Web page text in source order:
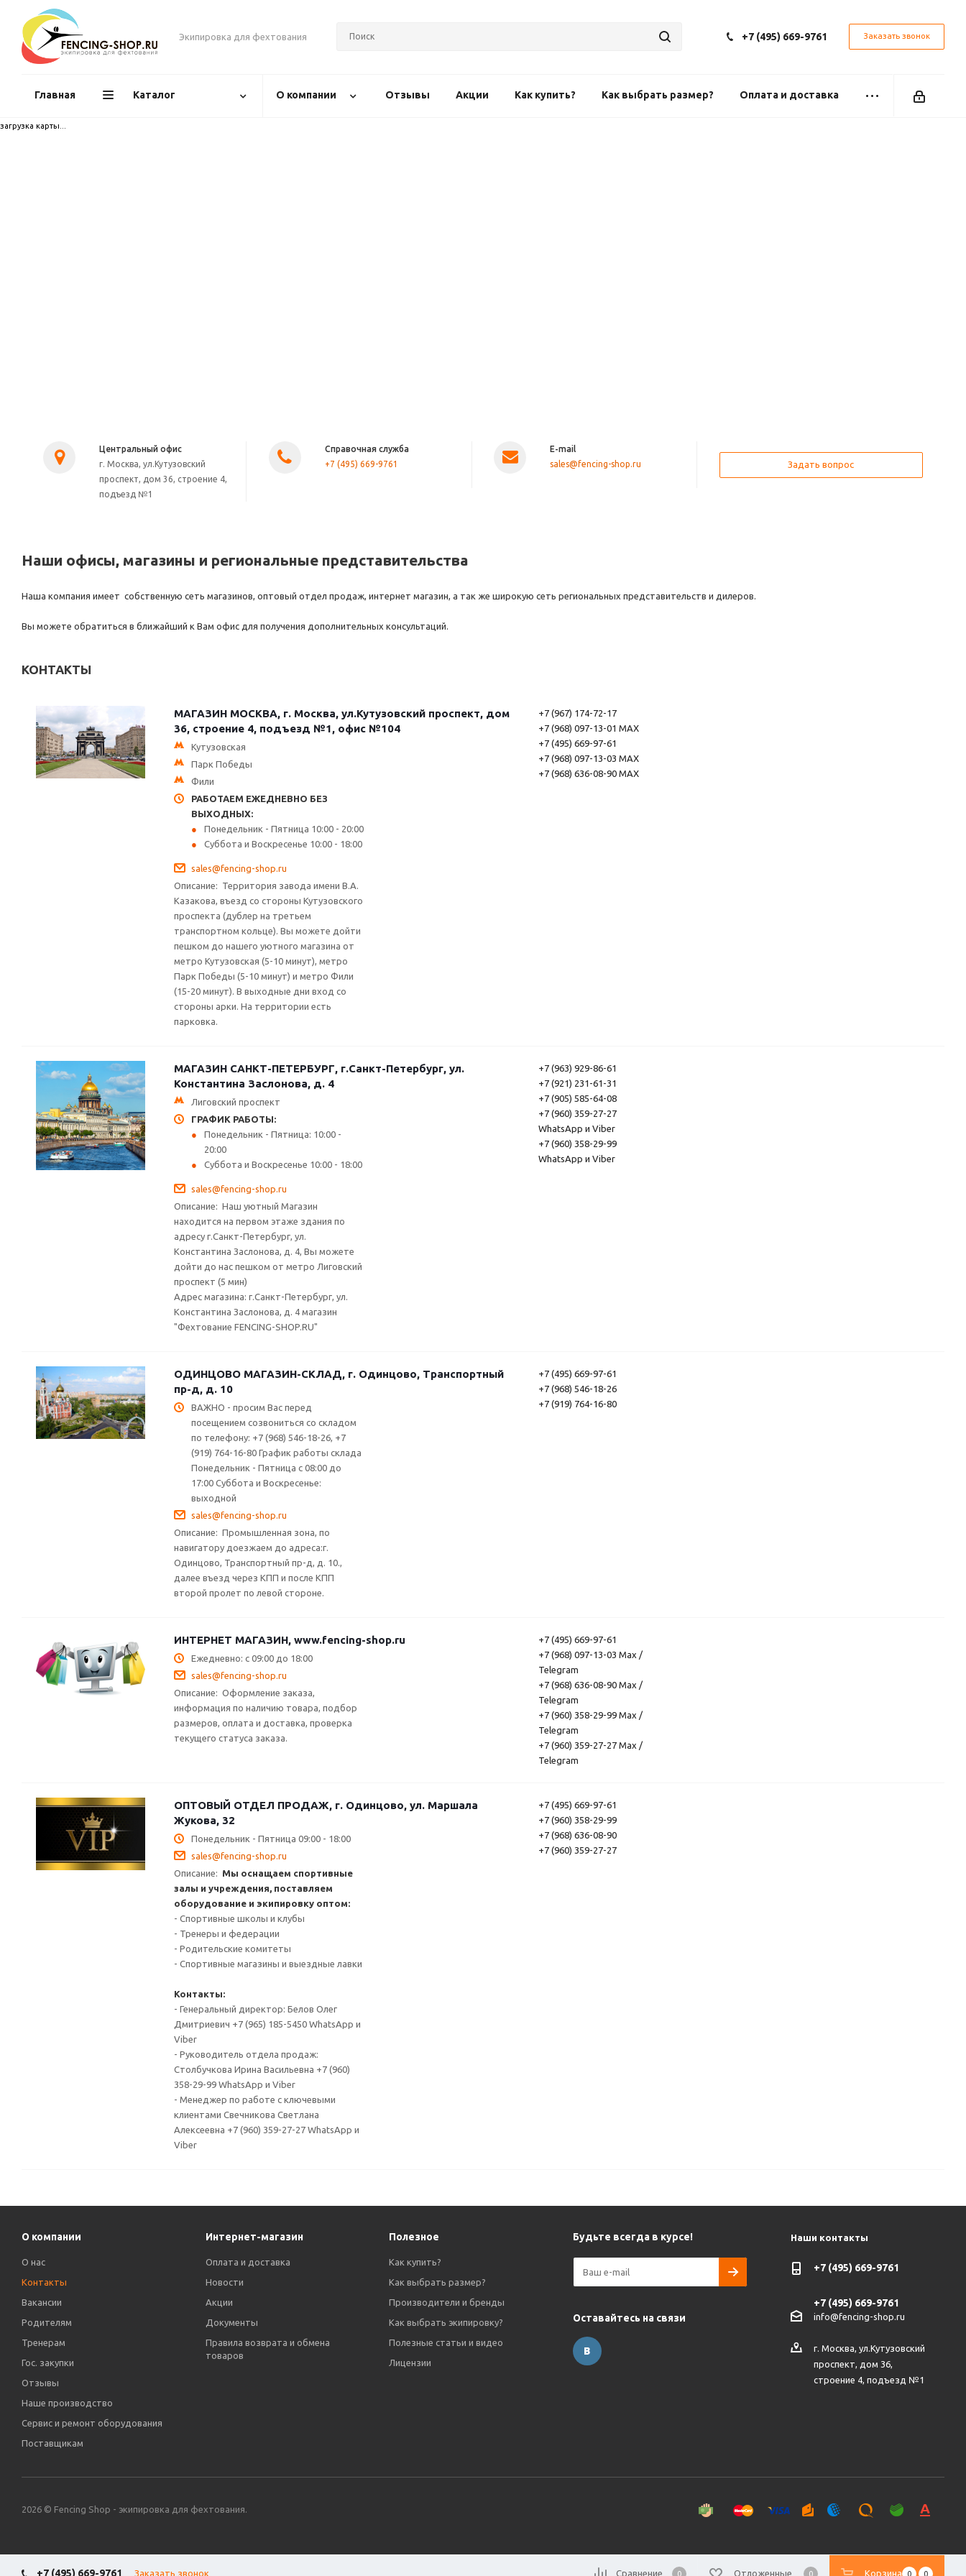
Экипировка для фехтования +7 (495) 669-9761 Заказать звонок
Главная Каталог О компании Отзывы Акции Как купить? Как выбрать размер? Оплата и доставка
загрузка карты...
Центральный офис
г. Москва, ул.Кутузовский
проспект, дом 36, строение 4,
подъезд №1
Справочная служба
+7 (495) 669-9761
E-mail
sales@fencing-shop.ru
Задать вопрос
Наши офисы, магазины и региональные представительства
Наша компания имеет собственную сеть магазинов, оптовый отдел продаж, интернет магазин, а так же широкую сеть региональных представительств и дилеров.
Вы можете обратиться в ближайший к Вам офис для получения дополнительных консультаций.
КОНТАКТЫ
МАГАЗИН МОСКВА, г. Москва, ул.Кутузовский проспект, дом
36, строение 4, подъезд №1, офис №104
Кутузовская
Парк Победы
Фили
РАБОТАЕМ ЕЖЕДНЕВНО БЕЗ
ВЫХОДНЫХ:
Понедельник - Пятница 10:00 - 20:00
Суббота и Воскресенье 10:00 - 18:00
sales@fencing-shop.ru
Описание: Территория завода имени В.А.
Казакова, въезд со стороны Кутузовского
проспекта (дублер на третьем
транспортном кольце). Вы можете дойти
пешком до нашего уютного магазина от
метро Кутузовская (5-10 минут), метро
Парк Победы (5-10 минут) и метро Фили
(15-20 минут). В выходные дни вход со
стороны арки. На территории есть
парковка.
+7 (967) 174-72-17
+7 (968) 097-13-01 MAX
+7 (495) 669-97-61
+7 (968) 097-13-03 MAX
+7 (968) 636-08-90 MAX
МАГАЗИН САНКТ-ПЕТЕРБУРГ, г.Санкт-Петербург, ул.
Константина Заслонова, д. 4
Лиговский проспект
ГРАФИК РАБОТЫ:
Понедельник - Пятница: 10:00 -
20:00
Суббота и Воскресенье 10:00 - 18:00
sales@fencing-shop.ru
Описание: Наш уютный Магазин
находится на первом этаже здания по
адресу г.Санкт-Петербург, ул.
Константина Заслонова, д. 4, Вы можете
дойти до нас пешком от метро Лиговский
проспект (5 мин)
Адрес магазина: г.Санкт-Петербург, ул.
Константина Заслонова, д. 4 магазин
"Фехтование FENCING-SHOP.RU"
+7 (963) 929-86-61
+7 (921) 231-61-31
+7 (905) 585-64-08
+7 (960) 359-27-27
WhatsApp и Viber
+7 (960) 358-29-99
WhatsApp и Viber
ОДИНЦОВО МАГАЗИН-СКЛАД, г. Одинцово, Транспортный
пр-д, д. 10
ВАЖНО - просим Вас перед
посещением созвониться со складом
по телефону: +7 (968) 546-18-26, +7
(919) 764-16-80 График работы склада
Понедельник - Пятница с 08:00 до
17:00 Суббота и Воскресенье:
выходной
sales@fencing-shop.ru
Описание: Промышленная зона, по
навигатору доезжаем до адреса:г.
Одинцово, Транспортный пр-д, д. 10.,
далее въезд через КПП и после КПП
второй пролет по левой стороне.
+7 (495) 669-97-61
+7 (968) 546-18-26
+7 (919) 764-16-80
ИНТЕРНЕТ МАГАЗИН, www.fencing-shop.ru
Ежедневно: с 09:00 до 18:00
sales@fencing-shop.ru
Описание: Оформление заказа,
информация по наличию товара, подбор
размеров, оплата и доставка, проверка
текущего статуса заказа.
+7 (495) 669-97-61
+7 (968) 097-13-03 Max /
Telegram
+7 (968) 636-08-90 Max /
Telegram
+7 (960) 358-29-99 Max /
Telegram
+7 (960) 359-27-27 Max /
Telegram
ОПТОВЫЙ ОТДЕЛ ПРОДАЖ, г. Одинцово, ул. Маршала
Жукова, 32
Понедельник - Пятница 09:00 - 18:00
sales@fencing-shop.ru
Описание: Мы оснащаем спортивные
залы и учреждения, поставляем
оборудование и экипировку оптом:
- Спортивные школы и клубы
- Тренеры и федерации
- Родительские комитеты
- Спортивные магазины и выездные лавки
Контакты:
- Генеральный директор: Белов Олег
Дмитриевич +7 (965) 185-5450 WhatsApp и
Viber
- Руководитель отдела продаж:
Столбучкова Ирина Васильевна +7 (960)
358-29-99 WhatsApp и Viber
- Менеджер по работе с ключевыми
клиентами Свечникова Светлана
Алексеевна +7 (960) 359-27-27 WhatsApp и
Viber
+7 (495) 669-97-61
+7 (960) 358-29-99
+7 (968) 636-08-90
+7 (960) 359-27-27
О компании
О нас
Контакты
Вакансии
Родителям
Тренерам
Гос. закупки
Отзывы
Наше производство
Сервис и ремонт оборудования
Поставщикам
Интернет-магазин
Оплата и доставка
Новости
Акции
Документы
Правила возврата и обмена
товаров
Полезное
Как купить?
Как выбрать размер?
Производители и бренды
Как выбрать экипировку?
Полезные статьи и видео
Лицензии
Будьте всегда в курсе!
Оставайтесь на связи
Наши контакты
+7 (495) 669-9761
+7 (495) 669-9761
info@fencing-shop.ru
г. Москва, ул.Кутузовский
проспект, дом 36,
строение 4, подъезд №1
2026 © Fencing Shop - экипировка для фехтования.
+7 (495) 669-9761 Заказать звонок Сравнение 0 Отложенные 0 Корзина 0 0